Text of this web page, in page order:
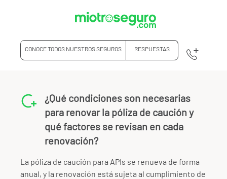
CONOCE TODOS NUESTROS SEGUROS RESPUESTAS
¿Qué condiciones son necesarias
para renovar la póliza de caución y
qué factores se revisan en cada
renovación?
La póliza de caución para APIs se renueva de forma
anual, y la renovación está sujeta al cumplimiento de